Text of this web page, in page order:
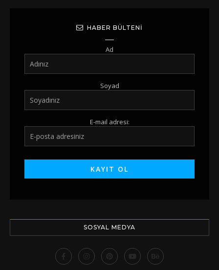
HABER BÜLTENI
Ad
Soyad
E-mail adresi:
SOSYAL MEDYA